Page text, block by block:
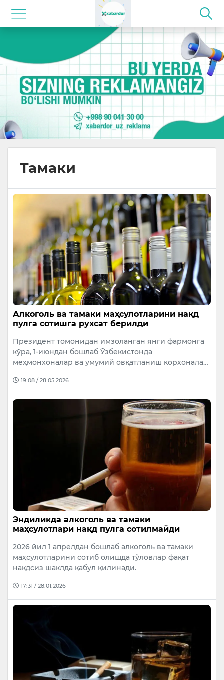
Тамаки
Алкоголь ва тамаки маҳсулотларини нақд
пулга сотишга рухсат берилди
Президент томонидан имзоланган янги фармонга
кўра, 1-июндан бошлаб Ўзбекистонда
меҳмонхоналар ва умумий овқатланиш корхонала…
19:08 / 28.05.2026
Эндиликда алкоголь ва тамаки
маҳсулотлари нақд пулга сотилмайди
2026 йил 1 апрелдан бошлаб алкоголь ва тамаки
маҳсулотларини сотиб олишда тўловлар фақат
нақдсиз шаклда қабул қилинади.
17:31 / 28.01.2026